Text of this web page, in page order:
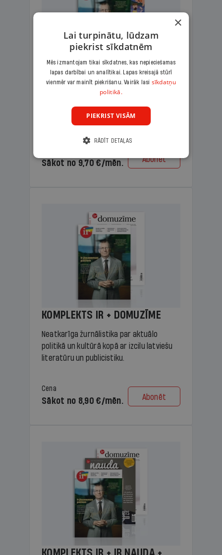
KOMPLEKTS IR + LASIS
Ģimenes komplekts – aizraujošs
lasāmžurnāls bērniem un analītiska
lasāmviela vecākiem.
Sākot no 9,70 €/mēn. Abonēt
KOMPLEKTS IR + DOMUZĪME
Neatkarīga žurnālistika par aktuālo
politikā un kultūrā kopā ar izcilu latviešu
literatūru un publicistiku.
Cena
Sākot no 8,90 €/mēn. Abonēt
×
Lai turpinātu, lūdzam
piekrist sīkdatnēm
Mēs izmantojam tikai sīkdatnes, kas nepieciešamas
lapas darbībai un analītikai. Lapas kreisajā stūrī
vienmēr var mainīt piekrišanu. Vairāk lasi sīkdatņu
politikā.
PIEKRIST VISĀM
RĀDĪT DETAĻAS